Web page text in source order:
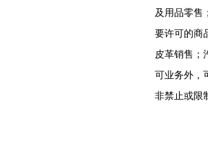
及用品零售
要许可的商
皮革销售；
可业务外，
非禁止或限